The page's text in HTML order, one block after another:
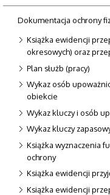
Dokumentacja ochrony
Książka ewidencji
okresowych) oraz
Plan służb (pracy)
Wykaz osób
obiekcie
Wykaz kluczy i osób
Wykaz kluczy
Książka wyznaczenia
ochrony
Książka ewidencji
Książka ewidencji